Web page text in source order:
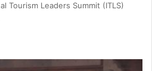
Tourism Leaders Summit (ITLS)